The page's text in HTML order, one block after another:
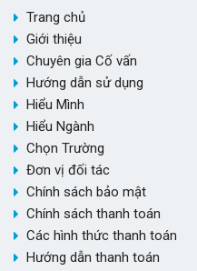
Trang chủ
Giới thiệu
Chuyên gia Cố vấn
Hướng dẫn sử dụng
Hiểu Mình
Hiểu Ngành
Chọn Trường
Đơn vị đối tác
Chính sách bảo mật
Chính sách thanh toán
Các hình thức thanh toán
Hướng dẫn thanh toán